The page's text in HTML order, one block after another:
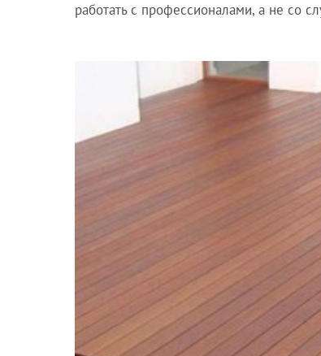
работать с профессионалами, а не со